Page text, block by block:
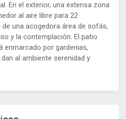
En el exterior, una extensa zona
al aire libre para 22
una acogedora área de sofás,
y la contemplación. El patio
enmarcado por gardenias,
al ambiente serenidad y